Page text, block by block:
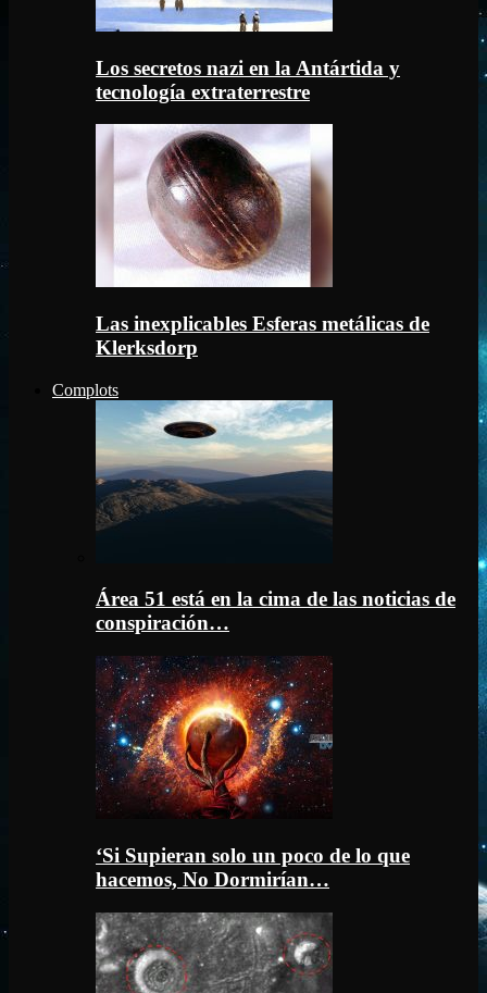
Los secretos nazi en la Antártida y
tecnología extraterrestre
Las inexplicables Esferas metálicas de
Klerksdorp
Complots
Área 51 está en la cima de las noticias de
conspiración…
‘Si Supieran solo un poco de lo que
hacemos, No Dormirían…